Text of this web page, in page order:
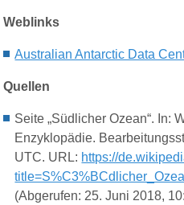
Weblinks
Australian Antarctic Data
Quellen
Seite „Südlicher Ozean“. In:
Enzyklopädie.
UTC. URL: https://
(Abgerufen: 25. Juni 2018,